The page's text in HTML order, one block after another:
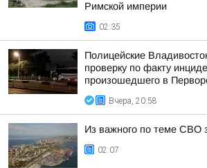
Римской империи
02:35
Полицейские
проверку по факту
произошедшего в
Вчера, 20:58
Из важного по теме СВО
02:07